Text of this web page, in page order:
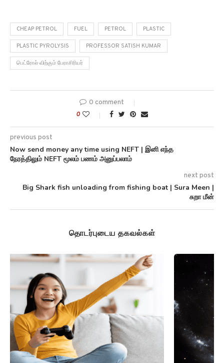
CHEAP PETROL FUEL PETROL PLASTIC
PLASTIC PYROLYSIS PROFESSOR SATISH KUMAR
பெட்ரோல் விற்கும் பேராசிரியர்
0 comment
0
previous post
Now send money any time using NEFT | இனி எந்த
நேரத்திலும் NEFT மூலம் பணம் அனுப்பலாம்
next post
Big Shark fish unloading from fishing boat | Sura Meen |
சுறா மீன்
தொடர்புடைய தகவல்கள்